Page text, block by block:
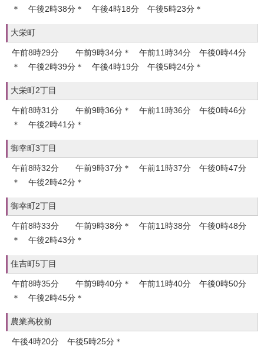
＊ 午後2時38分＊ 午後4時18分 午後5時23分＊
大栄町
午前8時29分 午前9時34分＊ 午前11時34分 午後0時44分
＊ 午後2時39分＊ 午後4時19分 午後5時24分＊
大栄町2丁目
午前8時31分 午前9時36分＊ 午前11時36分 午後0時46分
＊ 午後2時41分＊
御幸町3丁目
午前8時32分 午前9時37分＊ 午前11時37分 午後0時47分
＊ 午後2時42分＊
御幸町2丁目
午前8時33分 午前9時38分＊ 午前11時38分 午後0時48分
＊ 午後2時43分＊
住吉町5丁目
午前8時35分 午前9時40分＊ 午前11時40分 午後0時50分
＊ 午後2時45分＊
農業高校前
午後4時20分 午後5時25分＊